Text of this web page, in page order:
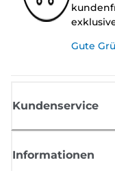
Gute
Kundenservice
Informationen